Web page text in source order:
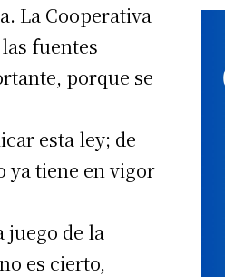
La Cooperativa
fuentes
porque se
esta ley; de
ya tiene en vigor
juego de la
es cierto,